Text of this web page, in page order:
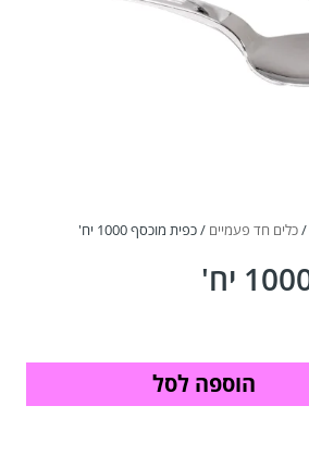
/כלים חד פעמיים / כפית מוכסף 1000 יח'
הוספה לסל